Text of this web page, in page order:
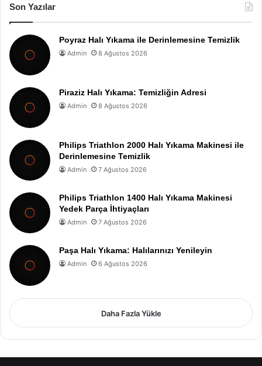
Son Yazılar
Poyraz Halı Yıkama ile Derinlemesine Temizlik
Admin 8 Ağustos 2026
Piraziz Halı Yıkama: Temizliğin Adresi
Admin 8 Ağustos 2026
Philips Triathlon 2000 Halı Yıkama Makinesi ile
Derinlemesine Temizlik
Admin 7 Ağustos 2026
Philips Triathlon 1400 Halı Yıkama Makinesi
Yedek Parça İhtiyaçları
Admin 7 Ağustos 2026
Paşa Halı Yıkama: Halılarınızı Yenileyin
Admin 6 Ağustos 2026
Daha Fazla Yükle